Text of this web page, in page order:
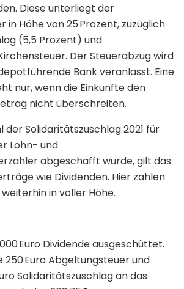
Diese unterliegt der
in Höhe von 25 Prozent, zuzüglich
(5,5 Prozent) und
Der Steuerabzug wird
Bank veranlasst. Eine
nur, wenn die Einkünfte den
nicht überschreiten.
der Solidaritätszuschlag 2021 für
Lohn- und
abgeschafft wurde, gilt das
wie Dividenden. Hier zahlen
in voller Höhe.
Euro Dividende ausgeschüttet.
250 Euro Abgeltungsteuer und
Solidaritätszuschlag an das